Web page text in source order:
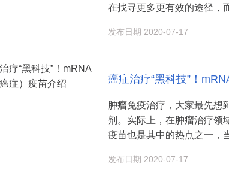
在找寻更多更有效的途径，
发布日期 2020-07-17
癌症治疗“黑科技”！
肿瘤免疫治疗，大家最先想
剂。实际上，在肿瘤治疗领
疫苗也是其中的热点之一，
发布日期 2020-07-17